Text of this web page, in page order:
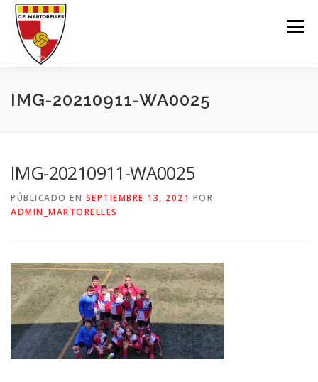
Saltar
contenido
Menú
EL CLUB 1ER-EQUIP SECCIÓ FEMENINA
INSCRIU-TE BOTIGA ONLINE MARXANDATGE
IMG-20210911-WA0025
IMG-20210911-WA0025
PÚBLICADO EN SEPTIEMBRE 13, 2021 POR
ADMIN_MARTORELLES